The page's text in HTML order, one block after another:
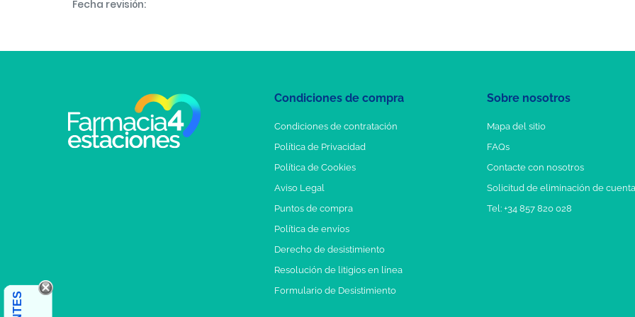
Fecha revisión:
Condiciones de compra
Condiciones de contratación
Política de Privacidad
Política de Cookies
Aviso Legal
Puntos de compra
Política de envíos
Derecho de desistimiento
Resolución de litigios en línea
Formulario de Desistimiento
Sobre nosotros
Mapa del sitio
FAQs
Contacte con nosotros
Solicitud de eliminación de cuenta
Tel: +34 857 820 028